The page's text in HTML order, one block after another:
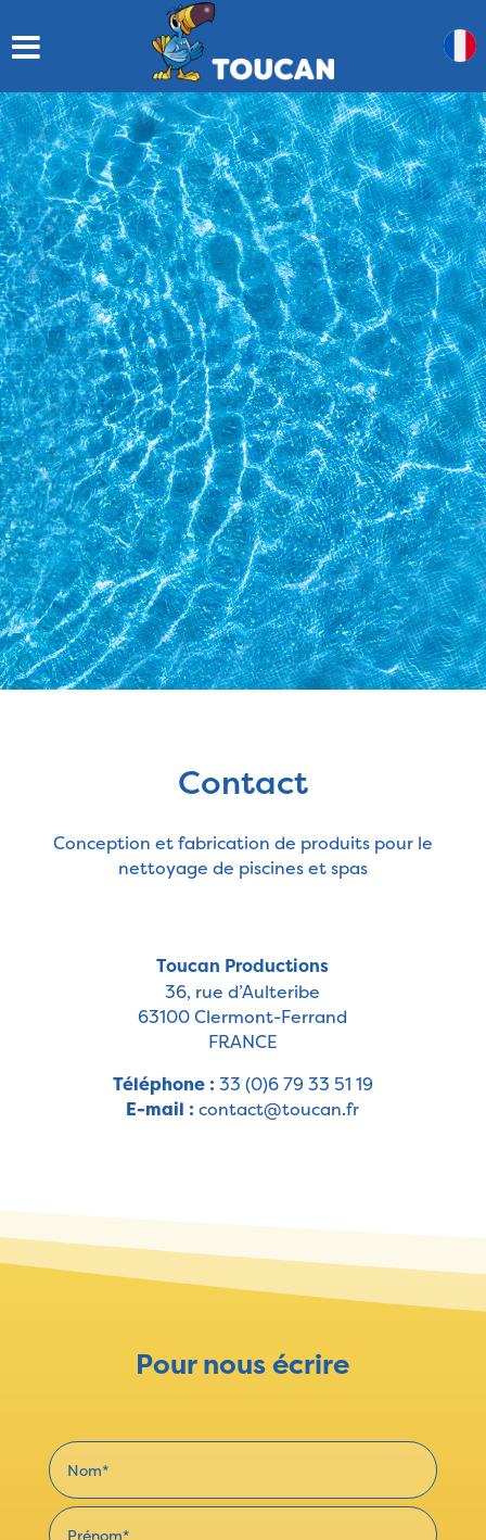
Contact
Conception et fabrication de produits pour le
nettoyage de piscines et spas
Toucan Productions
36, rue d’Aulteribe
63100 Clermont-Ferrand
FRANCE
Téléphone : 33 (0)6 79 33 51 19
E-mail : contact@toucan.fr
Pour nous écrire